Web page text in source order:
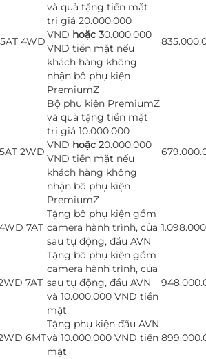
4WD
và quà tặng tiền mặt
trị giá 20.000.000
VND hoặc 30.000.000
VND tiền mặt nếu
khách hàng không
nhận bộ phụ kiện
PremiumZ
2WD
Bộ phụ kiện PremiumZ
và quà tặng tiền mặt
trị giá 10.000.000
VND hoặc 20.000.000
VND tiền mặt nếu
khách hàng không
nhận bộ phụ kiện
PremiumZ
7AT
Tặng bộ phụ kiện gồm
camera hành trình, cửa
sau tự động, đầu AVN
7AT
Tặng bộ phụ kiện gồm
camera hành trình, cửa
sau tự động, đầu AVN
và 10.000.000 VND tiền
mặt
6MT
Tặng phụ kiện đầu AVN
và 10.000.000 VND tiền
mặt